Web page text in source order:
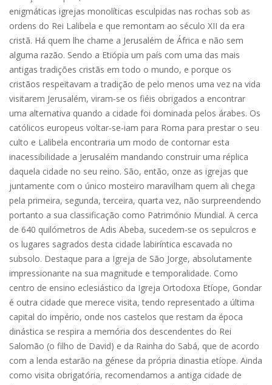
enigmáticas igrejas monolíticas esculpidas nas rochas sob as
ordens do Rei Lalibela e que remontam ao século XII da era
cristã. Há quem lhe chame a Jerusalém de África e não sem
alguma razão. Sendo a Etiópia um país com uma das mais
antigas tradições cristãs em todo o mundo, e porque os
cristãos respeitavam a tradição de pelo menos uma vez na vida
visitarem Jerusalém, viram-se os fiéis obrigados a encontrar
uma alternativa quando a cidade foi dominada pelos árabes. Os
católicos europeus voltar-se-iam para Roma para prestar o seu
culto e Lalibela encontraria um modo de contornar esta
inacessibilidade a Jerusalém mandando construir uma réplica
daquela cidade no seu reino. São, então, onze as igrejas que
juntamente com o único mosteiro maravilham quem ali chega
pela primeira, segunda, terceira, quarta vez, não surpreendendo
portanto a sua classificação como Património Mundial. A cerca
de 640 quilómetros de Adis Abeba, sucedem-se os sepulcros e
os lugares sagrados desta cidade labiríntica escavada no
subsolo. Destaque para a Igreja de São Jorge, absolutamente
impressionante na sua magnitude e temporalidade. Como
centro de ensino eclesiástico da Igreja Ortodoxa Etíope, Gondar
é outra cidade que merece visita, tendo representado a última
capital do império, onde nos castelos que restam da época
dinástica se respira a memória dos descendentes do Rei
Salomão (o filho de David) e da Rainha do Sabá, que de acordo
com a lenda estarão na génese da própria dinastia etíope. Ainda
como visita obrigatória, recomendamos a antiga cidade de